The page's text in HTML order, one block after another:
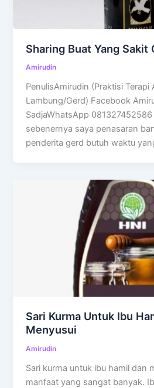
Sharing Buat Yang Sakit
Amirudin
PenulisAmirudin (Praktisi Terapi
Lambung/Gerd) Facebook
SadjaWhatsApp 081327452586
sebenernya saya penasaran
penderita gerd butuh waktu
Sari Kurma Untuk Ibu
Menyusui
Amirudin
Sari kurma untuk ibu hamil dan
manfaat yang sangat banyak.